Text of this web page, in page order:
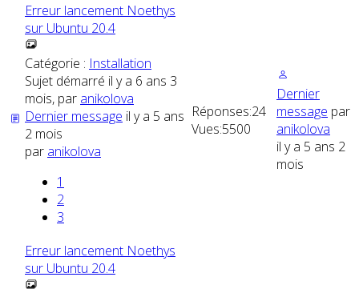
Erreur lancement Noethys
sur Ubuntu 20.4
Catégorie : Installation
Sujet démarré il y a 6 ans 3
mois, par anikolova
Dernier message il y a 5 ans
2 mois
par anikolova
1
2
3
Réponses:24
Vues:5500
Dernier
message par
anikolova
il y a 5 ans 2
mois
Erreur lancement Noethys
sur Ubuntu 20.4